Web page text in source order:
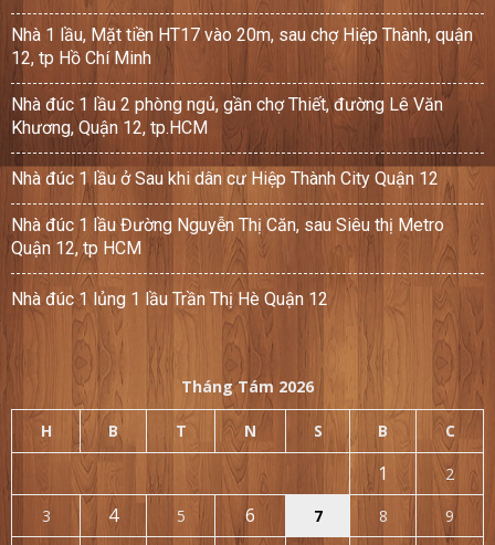
Nhà 1 lầu, Mặt tiền HT17 vào 20m, sau chợ Hiệp Thành, quận
12, tp Hồ Chí Minh
Nhà đúc 1 lầu 2 phòng ngủ, gần chợ Thiết, đường Lê Văn
Khương, Quận 12, tp.HCM
Nhà đúc 1 lầu ở Sau khi dân cư Hiệp Thành City Quận 12
Nhà đúc 1 lầu Đường Nguyễn Thị Căn, sau Siêu thị Metro
Quận 12, tp HCM
Nhà đúc 1 lủng 1 lầu Trần Thị Hè Quận 12
Tháng Tám 2026
H B T N S B C
1
2
3
4 5 6 7 8
9